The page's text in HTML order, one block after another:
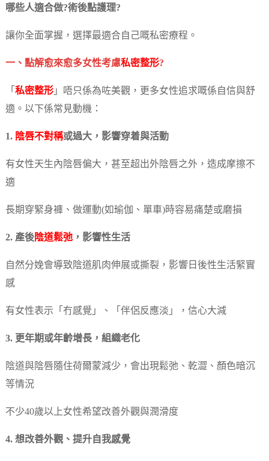
哪些人適合做?術後點護理?
讓你全面掌握，選擇最適合自己嘅私密療程。
一、點解愈來愈多女性考慮私密整形?
「 私密整形」唔只係為咗美觀，更多女性追求嘅係自信與舒
適。以下係常見動機：
1. 陰唇不對稱或過大，影響穿着與活動
有女性天生內陰唇偏大，甚至超出外陰唇之外，造成摩擦不
適
長期穿緊身褲、做運動(如瑜伽、單車)時容易痛楚或磨損
2. 產後陰道鬆弛，影響性生活
自然分娩會導致陰道肌肉伸展或撕裂，影響日後性生活緊實
感
有女性表示「冇感覺」、「伴侶反應淡」，信心大減
3. 更年期或年齡增長，組織老化
陰道與陰唇隨住荷爾蒙減少，會出現鬆弛、乾澀、顏色暗沉
等情況
不少40歲以上女性希望改善外觀與潤滑度
4. 想改善外觀、提升自我感覺